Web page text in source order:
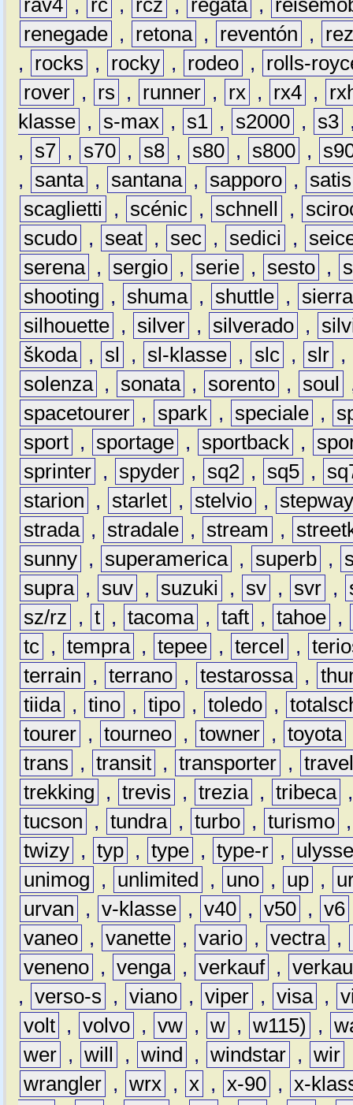
rav4 , rc , rcz , regata ,
renegade , retona , reventón ,
,
rocks , rocky , rodeo ,
rolls-
rover , rs , runner , rx , rx4 ,
klasse , s-max , s1 , s2000 , s3
,
s7 , s70 , s8 , s80 , s800 ,
,
santa , santana , sapporo ,
satis
scaglietti
, scénic , schnell ,
scudo , seat , sec , sedici ,
serena , sergio , serie , sesto ,
shooting
, shuma , shuttle ,
sierra
silhouette , silver , silverado ,
škoda , sl , sl-klasse , slc , slr ,
solenza , sonata , sorento , soul
spacetourer , spark , speciale ,
sport , sportage , sportback ,
sprinter , spyder , sq2 , sq5 ,
starion
, starlet , stelvio ,
strada , stradale , stream ,
sunny , superamerica , superb ,
supra , suv , suzuki , sv , svr ,
sz/rz
, t , tacoma , taft , tahoe ,
tc , tempra , tepee , tercel ,
terrain
, terrano , testarossa ,
tiida , tino , tipo , toledo ,
tourer , tourneo , towner , toyota
trans
, transit , transporter ,
trekking
, trevis , trezia , tribeca
tucson
, tundra , turbo , turismo
twizy , typ , type , type-r ,
unimog
, unlimited , uno , up ,
urvan
, v-klasse , v40 , v50 , v6
vaneo , vanette , vario , vectra ,
veneno , venga , verkauf ,
, verso-s , viano , viper , visa ,
volt , volvo , vw , w , w115) ,
wer , will , wind , windstar , wir
wrangler , wrx , x , x-90 , x-